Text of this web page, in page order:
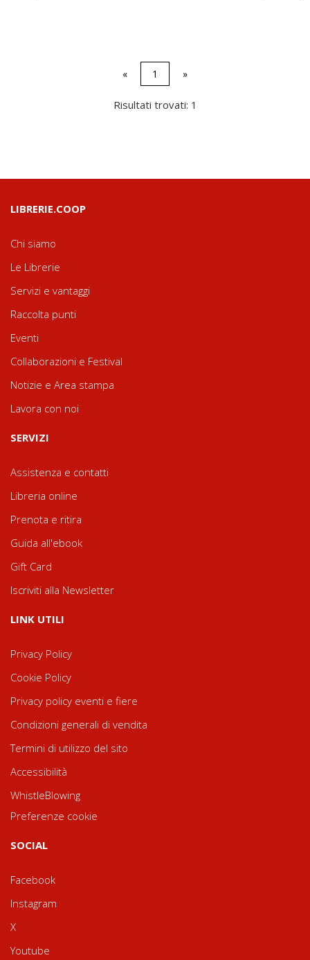
« 1 »
Risultati trovati: 1
LIBRERIE.COOP
Chi siamo
Le Librerie
Servizi e vantaggi
Raccolta punti
Eventi
Collaborazioni e Festival
Notizie e Area stampa
Lavora con noi
SERVIZI
Assistenza e contatti
Libreria online
Prenota e ritira
Guida all'ebook
Gift Card
Iscriviti alla Newsletter
LINK UTILI
Privacy Policy
Cookie Policy
Privacy policy eventi e fiere
Condizioni generali di vendita
Termini di utilizzo del sito
Accessibilità
WhistleBlowing
Preferenze cookie
SOCIAL
Facebook
Instagram
X
Youtube